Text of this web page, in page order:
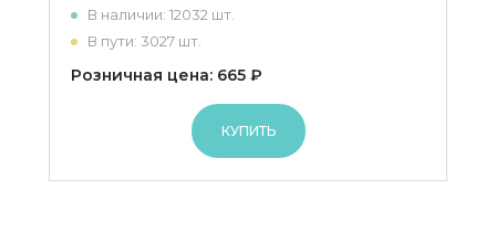
В наличии: 12032 шт.
В пути: 3027 шт.
Розничная цена: 665 ₽
КУПИТЬ